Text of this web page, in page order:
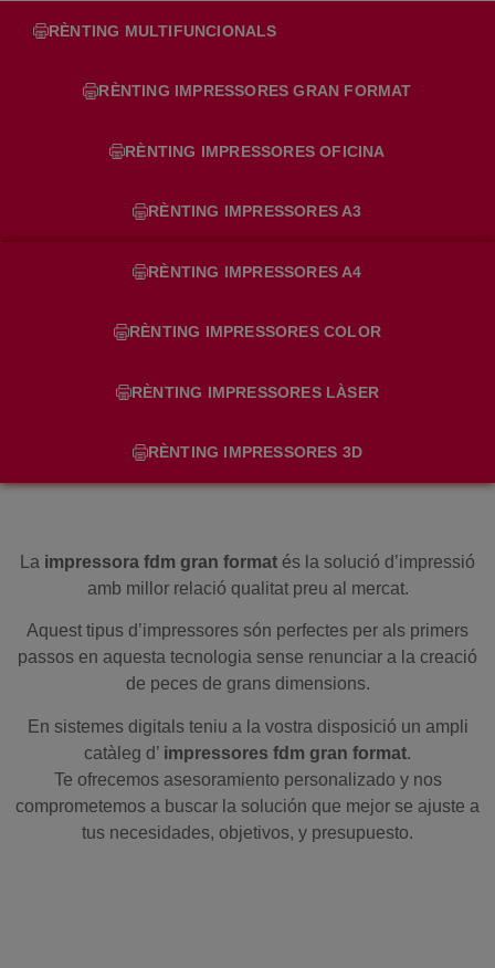
RÈNTING MULTIFUNCIONALS
RÈNTING IMPRESSORES GRAN FORMAT
RÈNTING IMPRESSORES OFICINA
RÈNTING IMPRESSORES A3
RÈNTING IMPRESSORES A4
RÈNTING IMPRESSORES COLOR
RÈNTING IMPRESSORES LÀSER
RÈNTING IMPRESSORES 3D
La impressora fdm gran format és la solució d’impressió
amb millor relació qualitat preu al mercat.
Aquest tipus d’impressores són perfectes per als primers
passos en aquesta tecnologia sense renunciar a la creació
de peces de grans dimensions.
En sistemes digitals teniu a la vostra disposició un ampli
catàleg d’ impressores fdm gran format.
Te ofrecemos asesoramiento personalizado y nos
comprometemos a buscar la solución que mejor se ajuste a
tus necesidades, objetivos, y presupuesto.